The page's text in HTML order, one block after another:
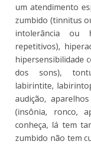
um atendimento
zumbido (tinnitus
intolerância ou
repetitivos),
hipersensibilidade
dos sons),
labirintite,
audição,
(insônia, ronco,
conheça, lá tem
zumbido não tem